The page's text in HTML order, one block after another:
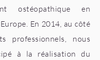
ostéopathique en
En 2014, au côté
professionnels, nous
à la réalisation du